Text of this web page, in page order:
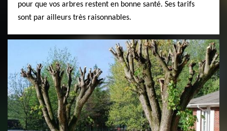
pour que vos arbres restent en bonne santé. Ses tarifs
sont par ailleurs très raisonnables.